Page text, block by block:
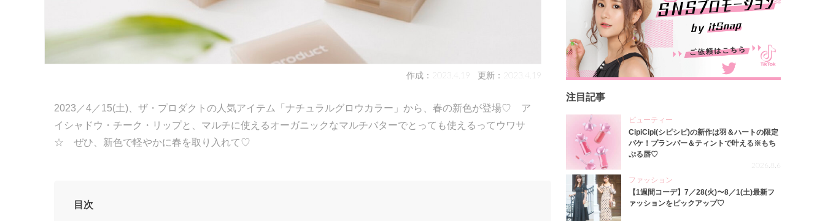
作成：2023.4.19 更新：2023.4.19
2023／4／15(土)、ザ・プロダクトの人気アイテム「ナチュラルグロウカラー」から、春の新色が登場♡ ア
イシャドウ・チーク・リップと、マルチに使えるオーガニックなマルチバターでとっても使えるってウワサ
☆ ぜひ、新色で軽やかに春を取り入れて♡
目次
注目記事
ビューティー
CipiCipi(シピシピ)の新作は羽＆ハートの限定
パケ！プランパー＆ティントで叶える※もち
ぷる唇♡
2026.8.6
ファッション
【1週間コーデ】7／28(火)〜8／1(土)最新フ
ァッションをピックアップ♡